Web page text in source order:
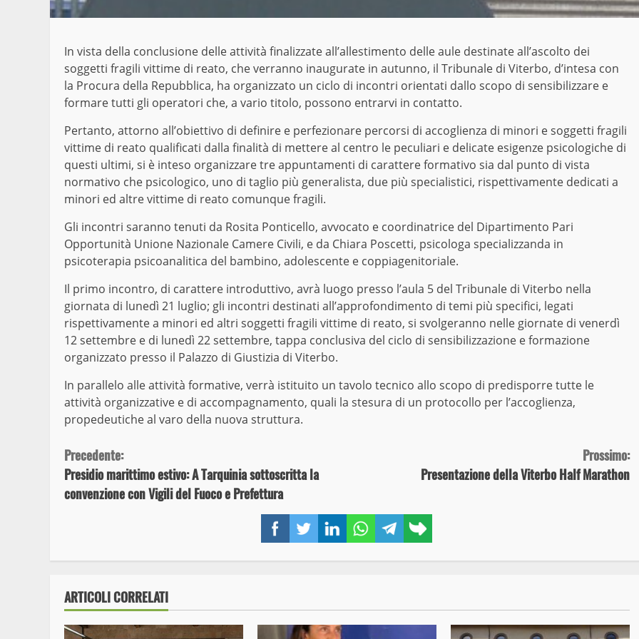
FacebookTwitterLinkedInWhatsAppTelegram
link
In vista della conclusione delle attività finalizzate all’allestimento delle aule destinate all’ascolto dei
soggetti fragili vittime di reato, che verranno inaugurate in autunno, il Tribunale di Viterbo, d’intesa con
la Procura della Repubblica, ha organizzato un ciclo di incontri orientati dallo scopo di sensibilizzare e
formare tutti gli operatori che, a vario titolo, possono entrarvi in contatto.
Pertanto, attorno all’obiettivo di definire e perfezionare percorsi di accoglienza di minori e soggetti fragili
vittime di reato qualificati dalla finalità di mettere al centro le peculiari e delicate esigenze psicologiche di
questi ultimi, si è inteso organizzare tre appuntamenti di carattere formativo sia dal punto di vista
normativo che psicologico, uno di taglio più generalista, due più specialistici, rispettivamente dedicati a
minori ed altre vittime di reato comunque fragili.
Gli incontri saranno tenuti da Rosita Ponticello, avvocato e coordinatrice del Dipartimento Pari
Opportunità Unione Nazionale Camere Civili, e da Chiara Poscetti, psicologa specializzanda in
psicoterapia psicoanalitica del bambino, adolescente e coppiagenitoriale.
Il primo incontro, di carattere introduttivo, avrà luogo presso l’aula 5 del Tribunale di Viterbo nella
giornata di lunedì 21 luglio; gli incontri destinati all’approfondimento di temi più specifici, legati
rispettivamente a minori ed altri soggetti fragili vittime di reato, si svolgeranno nelle giornate di venerdì
12 settembre e di lunedì 22 settembre, tappa conclusiva del ciclo di sensibilizzazione e formazione
organizzato presso il Palazzo di Giustizia di Viterbo.
In parallelo alle attività formative, verrà istituito un tavolo tecnico allo scopo di predisporre tutte le
attività organizzative e di accompagnamento, quali la stesura di un protocollo per l’accoglienza,
propedeutiche al varo della nuova struttura.
Continue
Reading
Precedente:
Presidio marittimo estivo: A Tarquinia sottoscritta la
convenzione con Vigili del Fuoco e Prefettura
Prossimo:
Presentazione della Viterbo Half Marathon
ARTICOLI CORRELATI